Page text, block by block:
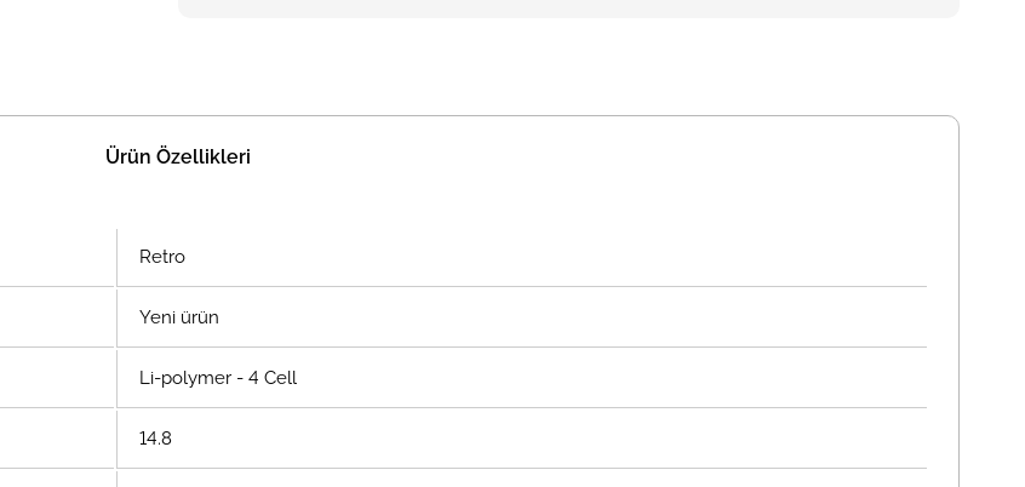
Ürün Özellikleri
Retro
Yeni ürün
Li-polymer - 4 Cell
14.8